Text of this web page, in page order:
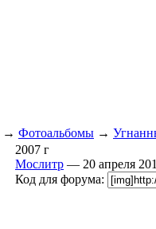
→ Фотоальбомы →
2007 г
Мослитр — 20 апреля
Код для форума: